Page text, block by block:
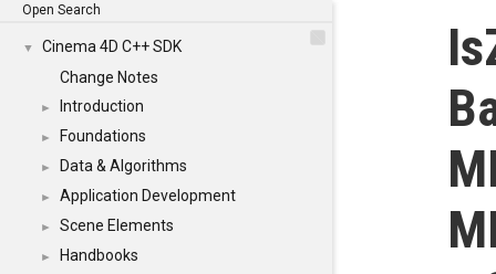
Open Search
▼
Cinema 4D C++ SDK
Change Notes
► Introduction
► Foundations
► Data & Algorithms
► Application Development
► Scene Elements
► Handbooks